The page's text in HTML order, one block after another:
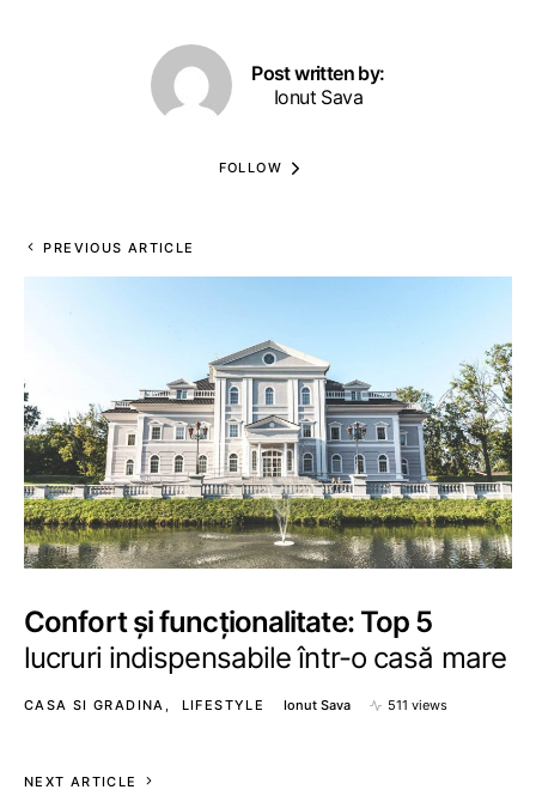
Post written by:
Ionut Sava
FOLLOW
PREVIOUS ARTICLE
Confort și funcționalitate: Top 5
lucruri indispensabile într-o casă mare
CASA SI GRADINA LIFESTYLE Ionut Sava 511 views
NEXT ARTICLE